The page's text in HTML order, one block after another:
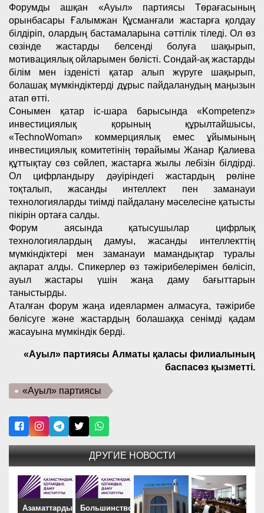
Форумды ашқан «Ауыл» партиясы Төрағасының
орынбасары Ғалымжан Құсманғали жастарға қолдау
білдіріп, олардың бастамаларына сәттілік тіледі. Ол өз
сөзінде жастарды белсенді болуға шақырып,
мотивациялық ойларымен бөлісті. Сондай-ақ жастарды
білім мен ізденісті қатар алып жүруге шақырып,
болашақ мүмкіндіктерді дұрыс пайдаланудың маңызын
атап өтті.
Сонымен қатар іс-шара барысында «Kompetenz»
инвестициялық қорының құрылтайшысы,
«TechnoWoman» коммерциялық емес ұйымының
инвестициялық комитетінің төрайымы Жанар Қалиева
құттықтау сөз сөйлеп, жастарға жылы лебізін білдірді.
Ол цифрландыру дәуіріндегі жастардың рөліне
тоқталып, жасанды интеллект пен заманауи
технологияларды тиімді пайдалану мәселесіне қатысты
пікірін ортаға салды.
Форум аясында қатысушылар цифрлық
технологиялардың дамуы, жасанды интеллекттің
мүмкіндіктері мен заманауи мамандықтар туралы
ақпарат алды. Спикерлер өз тәжірибелерімен бөлісіп,
ауыл жастары үшін жаңа даму бағыттарын
таныстырды.
Аталған форум жаңа идеялармен алмасуға, тәжірибе
бөлісуге және жастардың болашаққа сенімді қадам
жасауына мүмкіндік берді.
«Ауыл» партиясы Алматы қаласы филиалының
баспасөз қызметті.
«Ауыл» партиясы
ДРУГИЕ НОВОСТИ
Азаматтардың
Большинство